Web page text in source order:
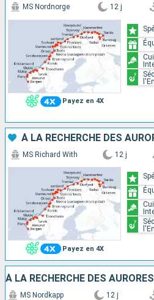
Payez en 4X
MS Nordnorge 12 j
Payez en 4X
MS Richard With 12 j
MS Nordkapp 12 j